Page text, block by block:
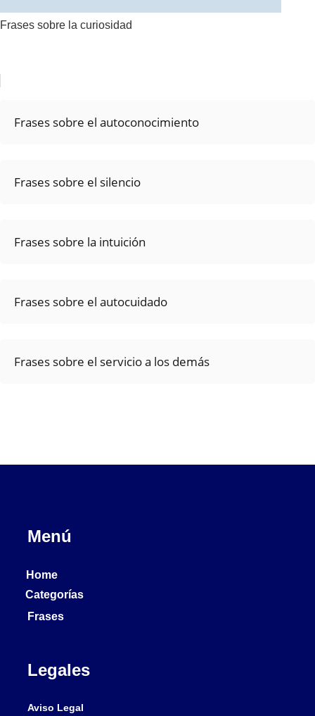
Frases sobre la curiosidad
Frases sobre el autoconocimiento
Frases sobre el silencio
Frases sobre la intuición
Frases sobre el autocuidado
Frases sobre el servicio a los demás
Menú
Home
Categorías
Frases
Legales
Aviso Legal